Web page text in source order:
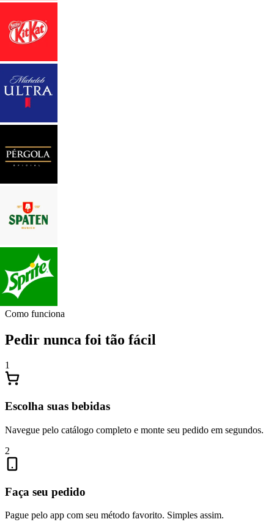
Como funciona
Pedir nunca foi tão fácil
1
Escolha suas bebidas
Navegue pelo catálogo completo e monte seu pedido em segundos.
2
Faça seu pedido
Pague pelo app com seu método favorito. Simples assim.